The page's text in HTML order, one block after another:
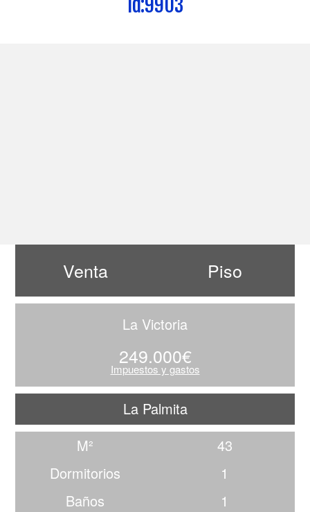
Id:9903
Venta Piso
La Victoria
249.000€
Impuestos y gastos
La Palmita
M²
43
Dormitorios
1
Baños
1